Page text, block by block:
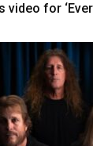
video for